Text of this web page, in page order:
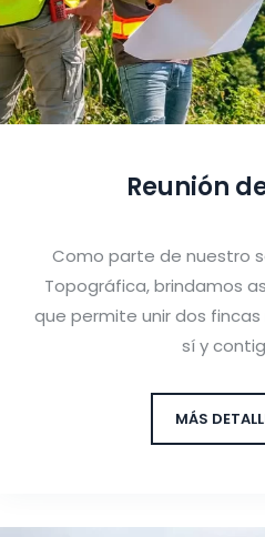
Reunión
Como parte de nuestro
Topográfica, brindamos
que permite unir dos
sí y
MÁS